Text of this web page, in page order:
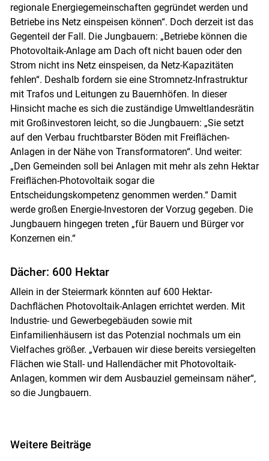
regionale Energiegemeinschaften gegründet werden und
Betriebe ins Netz einspeisen können“. Doch derzeit ist das
Gegenteil der Fall. Die Jungbauern: „Betriebe können die
Photovoltaik-Anlage am Dach oft nicht bauen oder den
Strom nicht ins Netz einspeisen, da Netz-Kapazitäten
fehlen“. Deshalb fordern sie eine Stromnetz-Infrastruktur
mit Trafos und Leitungen zu Bauernhöfen. In dieser
Hinsicht mache es sich die zuständige Umweltlandesrätin
mit Großinvestoren leicht, so die Jungbauern: „Sie setzt
auf den Verbau fruchtbarster Böden mit Freiflächen-
Anlagen in der Nähe von Transformatoren“. Und weiter:
„Den Gemeinden soll bei Anlagen mit mehr als zehn Hektar
Freiflächen-Photovoltaik sogar die
Entscheidungskompetenz genommen werden.“ Damit
werde großen Energie-Investoren der Vorzug gegeben. Die
Jungbauern hingegen treten „für Bauern und Bürger vor
Konzernen ein.“
Dächer: 600 Hektar
Allein in der Steiermark könnten auf 600 Hektar-
Dachflächen Photovoltaik-Anlagen errichtet werden. Mit
Industrie- und Gewerbegebäuden sowie mit
Einfamilienhäusern ist das Potenzial nochmals um ein
Vielfaches größer. „Verbauen wir diese bereits versiegelten
Flächen wie Stall- und Hallendächer mit Photovoltaik-
Anlagen, kommen wir dem Ausbauziel gemeinsam näher“,
so die Jungbauern.
Weitere Beiträge